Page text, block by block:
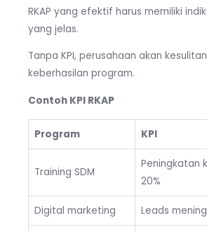
RKAP yang efektif harus memiliki
yang jelas.
Tanpa KPI, perusahaan akan
keberhasilan program.
Contoh KPI RKAP
Program KPI
Training SDM
Peningkatan
20%
Digital marketing Leads